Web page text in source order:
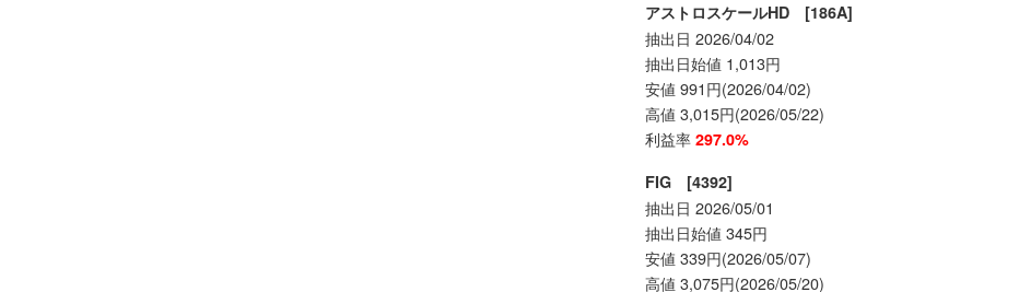
アストロスケールHD [186A]
抽出日 2026/04/02
抽出日始値 1,013円
安値 991円(2026/04/02)
高値 3,015円(2026/05/22)
利益率 297.0%
FIG [4392]
抽出日 2026/05/01
抽出日始値 345円
安値 339円(2026/05/07)
高値 3,075円(2026/05/20)